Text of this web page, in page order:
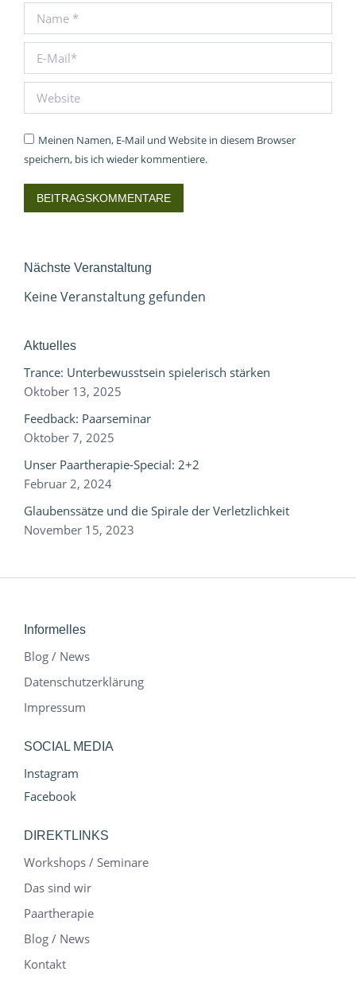
Name *
E-Mail *
Website
Meinen Namen, E-Mail und Website in diesem Browser
speichern, bis ich wieder kommentiere.
BEITRAGSKOMMENTARE
Nächste Veranstaltung
Keine Veranstaltung gefunden
Aktuelles
Trance: Unterbewusstsein spielerisch stärken
Oktober 13, 2025
Feedback: Paarseminar
Oktober 7, 2025
Unser Paartherapie-Special: 2+2
Februar 2, 2024
Glaubenssätze und die Spirale der Verletzlichkeit
November 15, 2023
Informelles
Blog / News
Datenschutzerklärung
Impressum
SOCIAL MEDIA
Instagram
Facebook
DIREKTLINKS
Workshops / Seminare
Das sind wir
Paartherapie
Blog / News
Kontakt